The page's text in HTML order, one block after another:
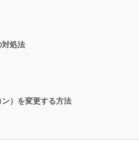
対処法
）を変更する方法